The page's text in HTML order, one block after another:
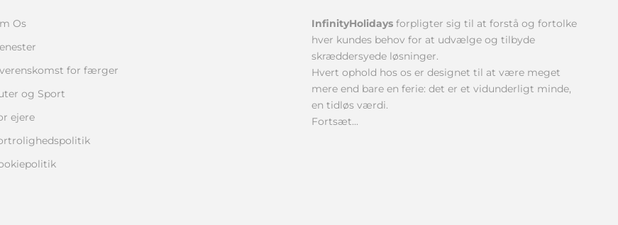
Os
for færger
og Sport
ejere
InfinityHolidays forpligter sig til at forstå og fortolke
hver kundes behov for at udvælge og tilbyde
skræddersyede løsninger.
Hvert ophold hos os er designet til at være meget
mere end bare en ferie: det er et vidunderligt minde,
en tidløs værdi.
Fortsæt...